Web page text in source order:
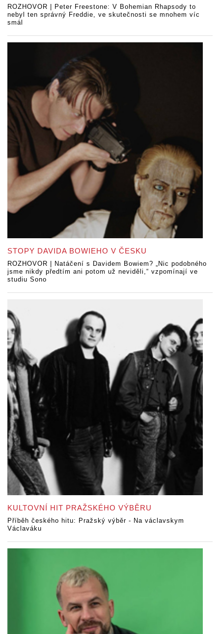
ROZHOVOR | Peter Freestone: V Bohemian Rhapsody to
nebyl ten správný Freddie, ve skutečnosti se mnohem víc
smál
STOPY DAVIDA BOWIEHO V ČESKU
ROZHOVOR | Natáčení s Davidem Bowiem? „Nic podobného
jsme nikdy předtím ani potom už neviděli,“ vzpomínají ve
studiu Sono
KULTOVNÍ HIT PRAŽSKÉHO VÝBĚRU
Příběh českého hitu: Pražský výběr - Na václavskym
Václaváku